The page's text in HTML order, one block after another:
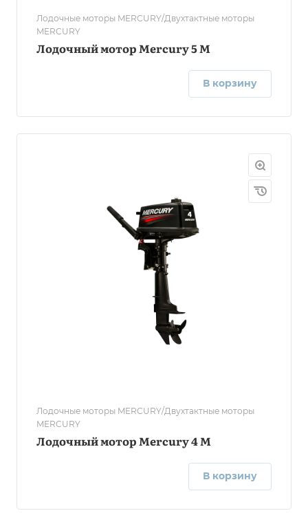
Лодочные моторы MERCURY/Двухтактные моторы
MERCURY
Лодочный мотор Mercury 5 М
В корзину
Лодочные моторы MERCURY/Двухтактные моторы
MERCURY
Лодочный мотор Mercury 4 М
В корзину